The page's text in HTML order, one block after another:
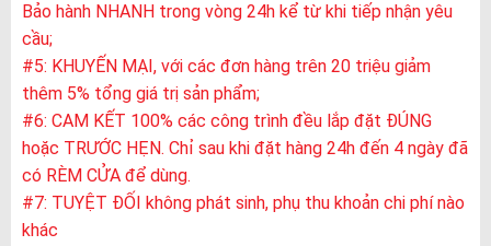
Bảo hành NHANH trong vòng 24h kể từ khi tiếp nhận yêu
cầu;
#5: KHUYẾN MẠI, với các đơn hàng trên 20 triệu giảm
thêm 5% tổng giá trị sản phẩm;
#6: CAM KẾT 100% các công trình đều lắp đặt ĐÚNG
hoặc TRƯỚC HẸN. Chỉ sau khi đặt hàng 24h đến 4 ngày đã
có RÈM CỬA để dùng.
#7: TUYỆT ĐỐI không phát sinh, phụ thu khoản chi phí nào
khác